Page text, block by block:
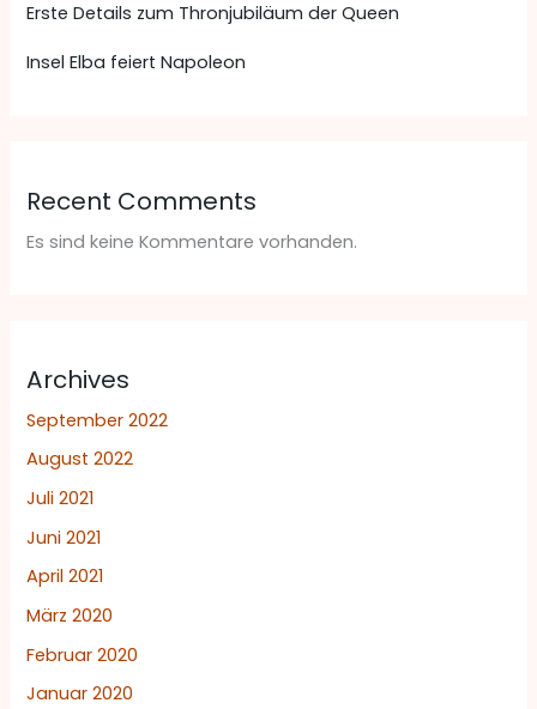
Erste Details zum Thronjubiläum der Queen
Insel Elba feiert Napoleon
Recent Comments
Es sind keine Kommentare vorhanden.
Archives
September 2022
August 2022
Juli 2021
Juni 2021
April 2021
März 2020
Februar 2020
Januar 2020